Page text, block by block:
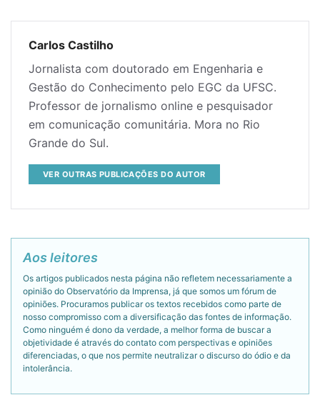
Carlos Castilho
Jornalista com doutorado em Engenharia e
Gestão do Conhecimento pelo EGC da UFSC.
Professor de jornalismo online e pesquisador
em comunicação comunitária. Mora no Rio
Grande do Sul.
VER OUTRAS PUBLICAÇÕES DO AUTOR
Aos leitores
Os artigos publicados nesta página não refletem necessariamente a
opinião do Observatório da Imprensa, já que somos um fórum de
opiniões. Procuramos publicar os textos recebidos como parte de
nosso compromisso com a diversificação das fontes de informação.
Como ninguém é dono da verdade, a melhor forma de buscar a
objetividade é através do contato com perspectivas e opiniões
diferenciadas, o que nos permite neutralizar o discurso do ódio e da
intolerância.